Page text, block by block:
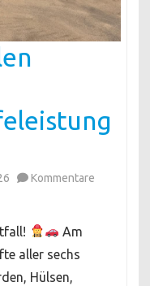
Kommentare
Am
aller sechs
Hülsen,